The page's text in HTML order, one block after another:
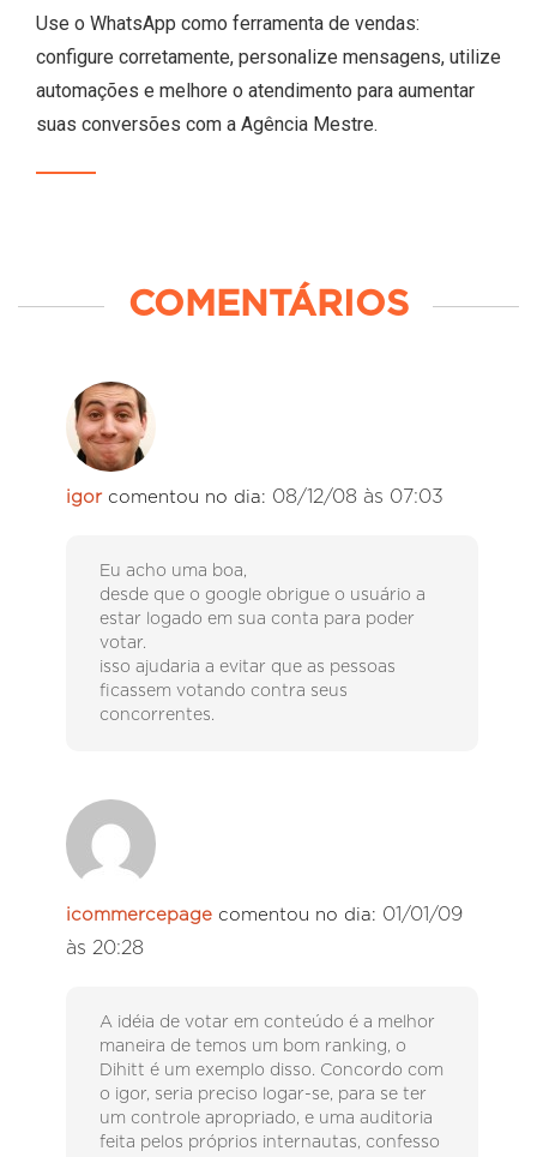
Use o WhatsApp como ferramenta de vendas:
configure corretamente, personalize mensagens, utilize
automações e melhore o atendimento para aumentar
suas conversões com a Agência Mestre.
COMENTÁRIOS
igor comentou no dia: 08/12/08 às 07:03
Eu acho uma boa,
desde que o google obrigue o usuário a
estar logado em sua conta para poder
votar.
isso ajudaria a evitar que as pessoas
ficassem votando contra seus
concorrentes.
icommercepage comentou no dia: 01/01/09
às 20:28
A idéia de votar em conteúdo é a melhor
maneira de temos um bom ranking, o
Dihitt é um exemplo disso. Concordo com
o igor, seria preciso logar-se, para se ter
um controle apropriado, e uma auditoria
feita pelos próprios internautas, confesso